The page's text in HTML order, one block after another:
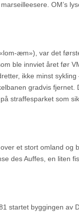
OM’s
æm»), var det
ble innviet året før
ikke minst
gradvis fjernet.
straffesparket som
et stort omland og
des Auffes, en liten
startet byggingen av